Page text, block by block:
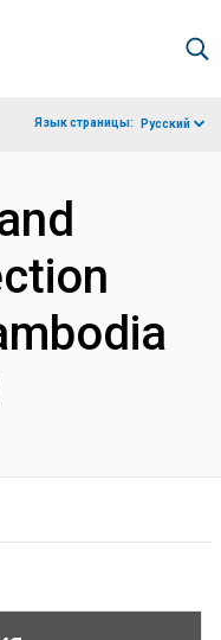
Язык страницы: Русский